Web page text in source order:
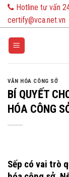
Skip
content
Hotline tư vấn
certify@vca.net.vn
VĂN HÓA CÔNG SỞ
BÍ QUYẾT
HÓA CÔNG
Sếp có vai trò